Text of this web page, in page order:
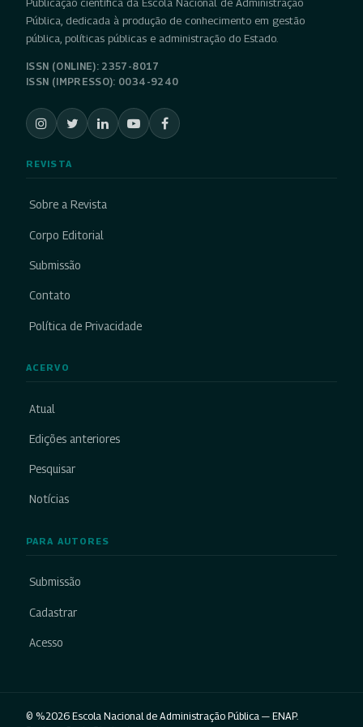
Publicação científica da Escola Nacional de Administração
Pública, dedicada à produção de conhecimento em gestão
pública, políticas públicas e administração do Estado.
ISSN (ONLINE): 2357-8017
ISSN (IMPRESSO): 0034-9240
REVISTA
Sobre a Revista
Corpo Editorial
Submissão
Contato
Política de Privacidade
ACERVO
Atual
Edições anteriores
Pesquisar
Notícias
PARA AUTORES
Submissão
Cadastrar
Acesso
© %2026 Escola Nacional de Administração Pública — ENAP.